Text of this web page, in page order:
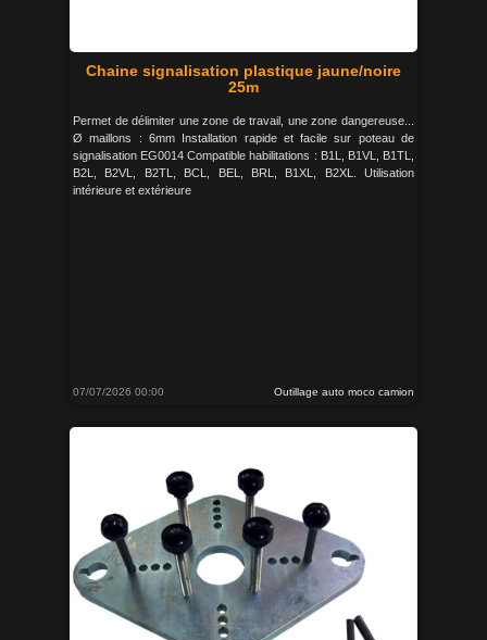
Chaine signalisation plastique jaune/noire
25m
Permet de délimiter une zone de travail, une zone dangereuse...
Ø maillons : 6mm Installation rapide et facile sur poteau de
signalisation EG0014 Compatible habilitations : B1L, B1VL, B1TL,
B2L, B2VL, B2TL, BCL, BEL, BRL, B1XL, B2XL. Utilisation
intérieure et extérieure
07/07/2026 00:00 Outillage auto moco camion